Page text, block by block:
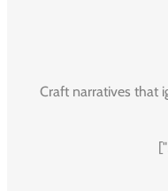
Craft narratives that